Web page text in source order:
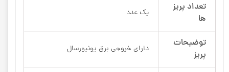
تعداد پریز
ها
یک عدد
توضیحات
پریز
دارای خروجی برق یونیورسال